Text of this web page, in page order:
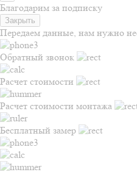
Благодарим за подписку
Закрыть
Передаем данные, нам нужно
Обратный звонок
Расчет стоимости
Расчет стоимости монтажа
Бесплатный замер